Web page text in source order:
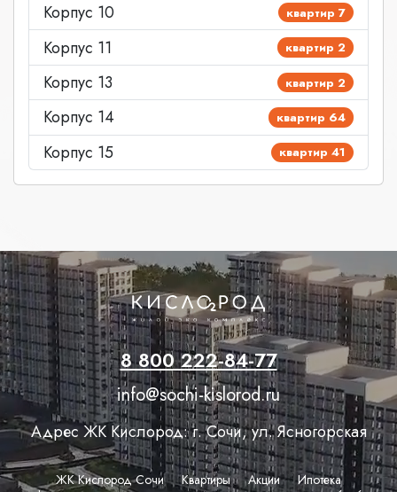
Корпус 10 квартир 7
Корпус 11 квартир 2
Корпус 13 квартир 2
Корпус 14 квартир 64
Корпус 15 квартир 41
8 800 222-84-77
info@sochi-kislorod.ru
Адрес ЖК Кислород: г. Сочи, ул. Ясногорская
ЖК Кислород Сочи Квартиры Акции
Ипотека